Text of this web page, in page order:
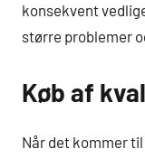
konsekvent
større problemer
Køb af
Når det kommer